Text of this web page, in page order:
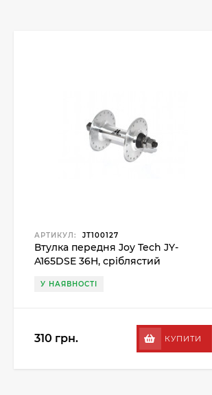
АРТИКУЛ: JT100127
Втулка передня Joy Tech JY-
A165DSE 36H, сріблястий
У НАЯВНОСТІ
310 грн. КУПИТИ